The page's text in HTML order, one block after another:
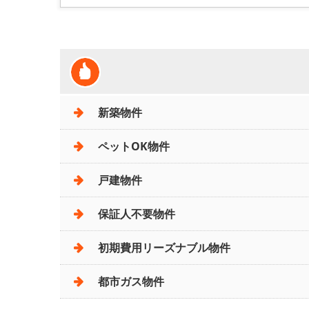
新築物件
ペットOK物件
戸建物件
保証人不要物件
初期費用リーズナブル物件
都市ガス物件